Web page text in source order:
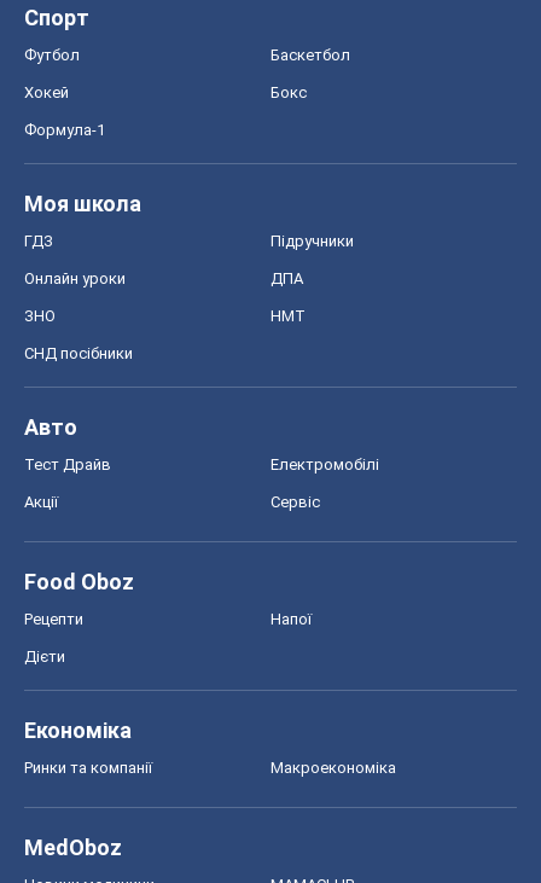
Спорт
Футбол Баскетбол
Хокей Бокс
Формула-1
Моя школа
ГДЗ Підручники
Онлайн уроки ДПА
ЗНО НМТ
СНД посібники
Авто
Тест Драйв Електромобілі
Акції Сервіс
Food Oboz
Рецепти Напої
Дієти
Економіка
Ринки та компанії Макроекономіка
MedOboz